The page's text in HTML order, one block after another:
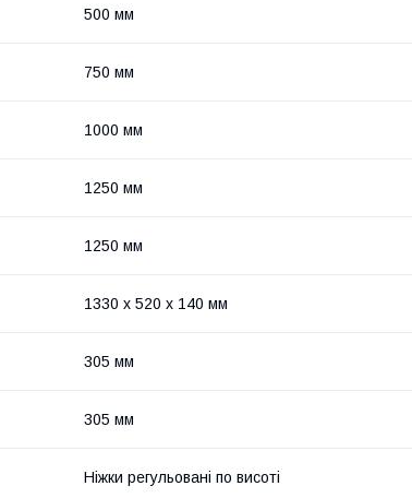
500 мм
750 мм
1000 мм
1250 мм
1250 мм
1330 x 520 x 140 мм
305 мм
305 мм
Ніжки регульовані по висоті